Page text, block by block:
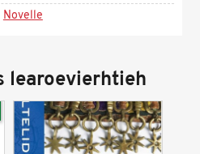
Novelle
learoevierhtieh